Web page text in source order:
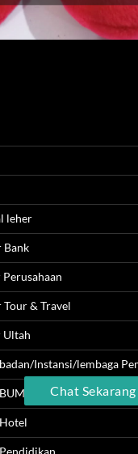
leher
Bank
Tour & Travel
Ultah
Instansi/lembaga
Chat Sekarang